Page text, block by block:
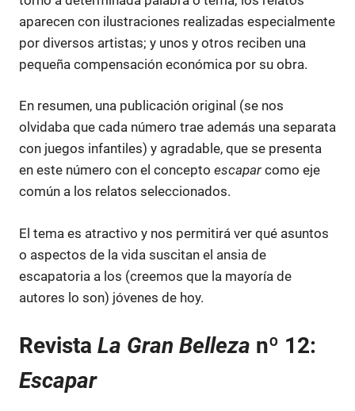
aparecen con ilustraciones realizadas especialmente
por diversos artistas; y unos y otros reciben una
pequeña compensación económica por su obra.
En resumen, una publicación original (se nos
olvidaba que cada número trae además una separata
con juegos infantiles) y agradable, que se presenta
en este número con el concepto escapar como eje
común a los relatos seleccionados.
El tema es atractivo y nos permitirá ver qué asuntos
o aspectos de la vida suscitan el ansia de
escapatoria a los (creemos que la mayoría de
autores lo son) jóvenes de hoy.
Revista La Gran Belleza nº 12:
Escapar